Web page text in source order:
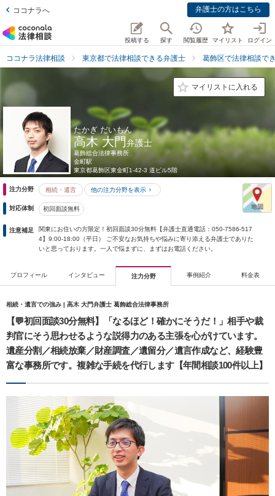
ココナラへ 弁護士の方はこちら
投稿する 探す 閲覧履歴 マイリスト ログイン
ココナラ法律相談 東京都で法律相談できる弁護士 葛飾区で法律相談で
マイリストに入れる
たかぎ だいもん
高木 大門弁護士
葛飾総合法律事務所
金町駅
東京都葛飾区東金町1-42-3 道ビル5階
注力分野 相続・遺言 他の注力分野を表示
対応体制 初回面談無料
注意補足
関東にお住いの方限定！初回面談30分無料【弁護士直通電話：050-7586-517
4】9:00-18:00（平日） ご不安なお気持ちや悩みに寄り添える弁護士でありた
いと思っております。一人で悩まずに、まずはお電話ください。
プロフィール インタビュー 注力分野 事例紹介 料金表
相続・遺言での強み | 高木 大門弁護士 葛飾総合法律事務所
【💬初回面談30分無料】「なるほど！確かにそうだ！」相手や裁
判官にそう思わせるような説得力のある主張を心がけています。
遺産分割／相続放棄／財産調査／遺留分／遺言作成など、経験豊
富な事務所です。複雑な手続を代行します【年間相談100件以上】